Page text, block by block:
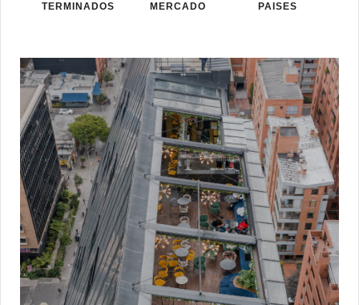
TERMINADOS
MERCADO
PAISES